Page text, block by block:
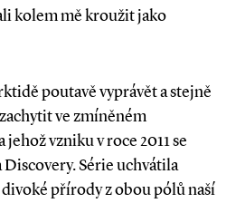
kolem mě kroužit jako
poutavě vyprávět a stejně
ve zmíněném
vzniku v roce 2011 se
Série uchvátila
přírody z obou pólů naší